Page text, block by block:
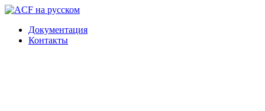
Документация
Контакты